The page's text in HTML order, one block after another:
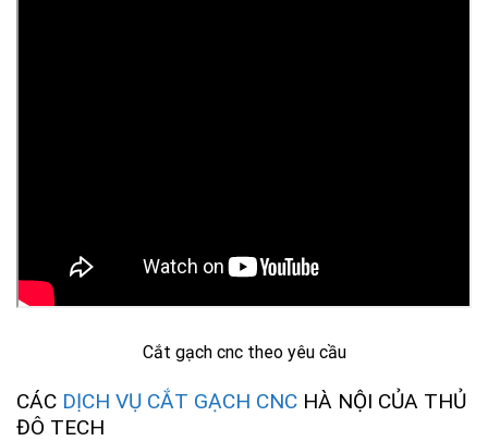
Cắt gạch cnc theo yêu cầu
CÁC DỊCH VỤ CẮT GẠCH CNC HÀ NỘI CỦA THỦ
ĐÔ TECH